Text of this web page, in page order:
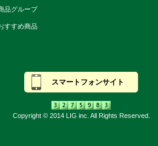
品グループ
すすめ商品
スマートフォンサイト
Copyright © 2014 LIG inc. All Rights Reserved.